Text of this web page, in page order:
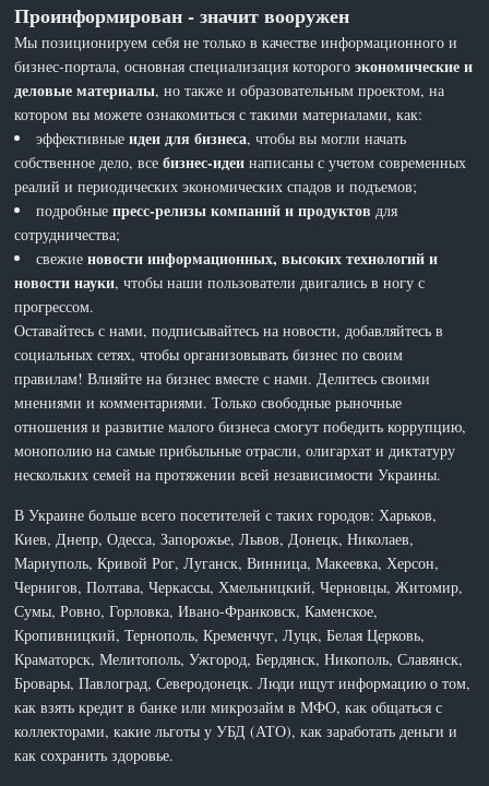
Проинформирован - значит вооружен
Мы позиционируем себя не только в качестве информационного и
бизнес-портала, основная специализация которогоэкономические и
деловые материалы, но также и образовательным проектом, на
котором вы можете ознакомиться с такими материалами, как:
эффективныеидеи для бизнеса, чтобы вы могли начать
собственное дело, всебизнес-идеи написаны с учетом современных
реалий и периодических экономических спадов и подъемов;
подробныепресс-релизы компаний и продуктов для
сотрудничества;
свежиеновости информационных, высоких технологий и
новости науки, чтобы наши пользователи двигались в ногу с
прогрессом.
Оставайтесь с нами, подписывайтесь на новости, добавляйтесь в
социальных сетях, чтобы организовывать бизнес по своим
правилам! Влияйте на бизнес вместе с нами. Делитесь своими
мнениями и комментариями. Только свободные рыночные
отношения и развитие малого бизнеса смогут победить коррупцию,
монополию на самые прибыльные отрасли, олигархат и диктатуру
нескольких семей на протяжении всей независимости Украины.
В Украине больше всего посетителей с таких городов: Харьков,
Киев, Днепр, Одесса, Запорожье, Львов, Донецк, Николаев,
Мариуполь, Кривой Рог, Луганск, Винница, Макеевка, Херсон,
Чернигов, Полтава, Черкассы, Хмельницкий, Черновцы, Житомир,
Сумы, Ровно, Горловка, Ивано-Франковск, Каменское,
Кропивницкий, Тернополь, Кременчуг, Луцк, Белая Церковь,
Краматорск, Мелитополь, Ужгород, Бердянск, Никополь, Славянск,
Бровары, Павлоград, Северодонецк. Люди ищут информацию о том,
как взять кредит в банке или микрозайм в МФО, как общаться с
коллекторами, какие льготы у УБД (АТО), как заработать деньги и
как сохранить здоровье.